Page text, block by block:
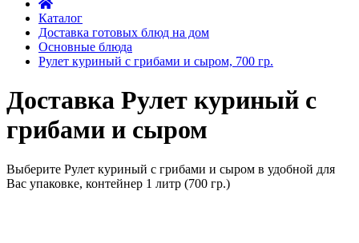
Каталог
Доставка готовых блюд на дом
Основные блюда
Рулет куриный с грибами и сыром, 700 гр.
Доставка Рулет куриный с
грибами и сыром
Выберите Рулет куриный с грибами и сыром в удобной для
Вас упаковке, контейнер 1 литр (700 гр.)